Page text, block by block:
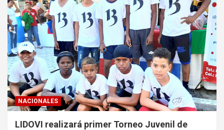
NACIONALES
LIDOVI realizará primer Torneo Juvenil de